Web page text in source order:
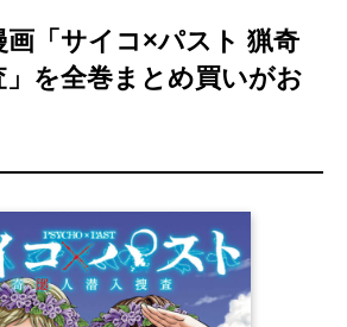
画「サイコ×パスト 猟奇
」を全巻まとめ買いがお